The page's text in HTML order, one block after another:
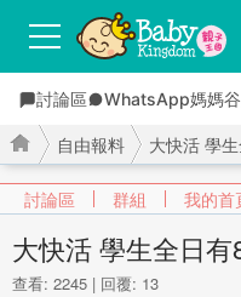
討論區 WhatsApp媽媽谷
討論區 群組 我的首
›
自由報料
›
大快活 學
查看: 2245 | 回覆: 13
大快活 學生全日有